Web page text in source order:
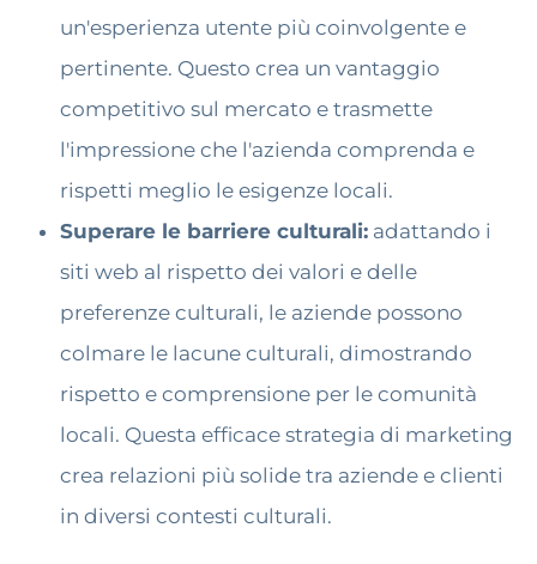
un'esperienza utente più coinvolgente e
pertinente. Questo crea un vantaggio
competitivo sul mercato e trasmette
l'impressione che l'azienda comprenda e
rispetti meglio le esigenze locali.
Superare le barriere culturali: adattando i
siti web al rispetto dei valori e delle
preferenze culturali, le aziende possono
colmare le lacune culturali, dimostrando
rispetto e comprensione per le comunità
locali. Questa efficace strategia di marketing
crea relazioni più solide tra aziende e clienti
in diversi contesti culturali.